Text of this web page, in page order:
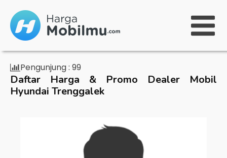
Pengunjung : 99
Daftar Harga & Promo Dealer Mobil
Hyundai Trenggalek